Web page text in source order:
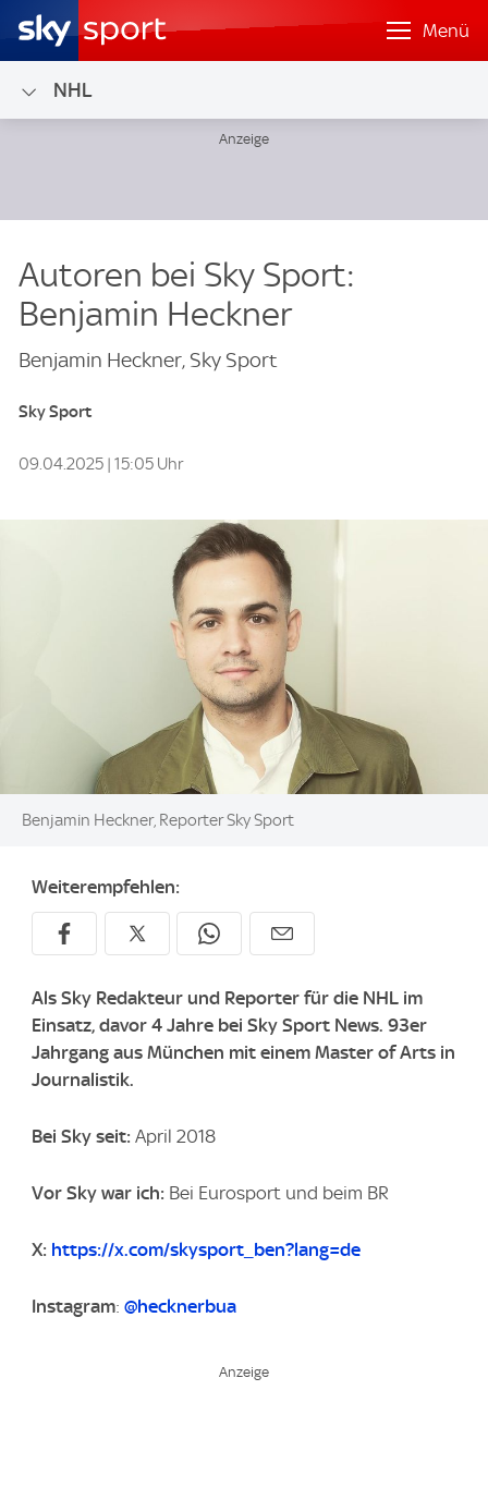
Menü
NHL
Autoren bei Sky Sport:
Benjamin Heckner
Benjamin Heckner, Sky Sport
Sky Sport
09.04.2025 | 15:05 Uhr
Image:
Benjamin Heckner, Reporter Sky Sport
Weiterempfehlen:
Als Sky Redakteur und Reporter für die NHL im
Einsatz, davor 4 Jahre bei Sky Sport News. 93er
Jahrgang aus München mit einem Master of Arts in
Journalistik.
Bei Sky seit: April 2018
Vor Sky war ich: Bei Eurosport und beim BR
X: https://x.com/skysport_ben?lang=de
Instagram: @hecknerbua